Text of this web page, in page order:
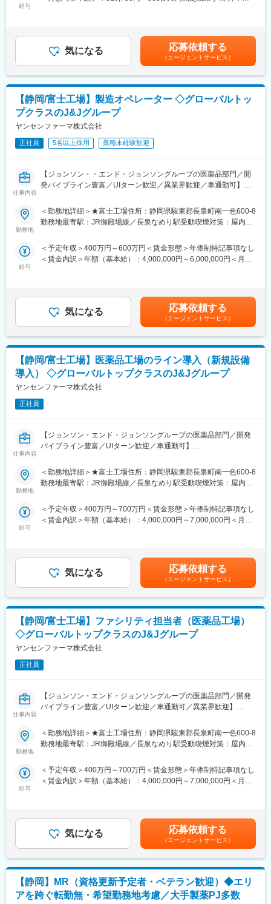
的にヘルスケアのプロフェッショナル人材を育成する研修制度を
【IQVIAサービシーズジャパンについて】
・世界100以上の国と地域／8万人の社員が、医薬品の臨床開発～
プロモーションに携わり、市場を流通するほぼすべての医薬品に
関与しています
・日本においても業界トップシェアを誇り、常時100以上のPJが
稼働しています
変更の範囲：会社の定める業務
■業務内容：
・大学病院などに所属する医師に対して、実際の症例をベースに
した適切な情報提供・適正使用の推進
・医療機関との賃貸借契約の契約締結と与信管理
・医療機器に対して使用成績調査等のPMS業務
・治療開始時における機器の手配、医療機関や社内各部署との調
整
＜営業スタイル＞
主に大学病院や基幹病院の医師や医療従事者に対して、実際の症
を行います。
※宿泊を伴う国内出張あり。日本全国の大学病院・基幹病院および
■担当製品：
を、体に発生させた特殊な電場で阻害する在宅用の医療機器で
す。セラミック製の電極パッド（アレイ）を身体に貼り、持ち運
同製品による治療は投薬治療や放射線治療と異なり、全身性の副
作用が少ないことが特徴で、5年生存率10%と言われる膠芽腫に対
して一定の有用性が実証されています。
※2017年に保険収載が開始され、現在は膠芽腫（脳腫瘍）／切除
不能な進行・再発の非小細胞肺癌（NSCLC）に対して適応があり
ます。
■入社後の流れ：
東京での2～3週間（予定）の研修を終えた後、現場でのOJT研修
給与
賞与実績:前年度実績（年間給与の15％）賃金はあくまでも目安の
金額であり、選考を通じて上下する可能性があります。月給(月額)
は固定手当を含めた表記です。
気になる 応募依頼する
（エージェントサービス）
【静岡/富士工場】製造オペレーター ◇グローバルトッ
プクラスのJ&Jグループ
ヤンセンファーマ株式会社
正社員 5名以上採用 業種未経験歓迎
仕事内容
【ジョンソン・・エンド・ジョンソングループの医薬品部門／開
発パイプライン豊富／UIターン歓迎／異業界歓迎／車通勤可】
製造オペレーターとして以下の業務をお任せします。
大きく既存製品と新製品に組織が分かれており、適性を見て配属
・正しい手順で時間通りに検査、製造の作業のオペレーション業
務をリードし、正しい品質の製品を継続的に製造する。
・シフト体制の中で、医薬品の検査・包装・オペレーション作業
の各ラインでの製造スケジュール管理を行う。
・オペレーションにおける作業効率、安全面、品質管理におい
て、継続的な改善や業務効率をあげる努力をチームの一員として
積極的に行う。
・工場内の改善カルチャー醸成を積極的に導く。
・GMP遵守のため、各種決められたトレーニングを期日までに完
・作業逸脱、品質問題が起こった場合にはQIの起票からクローズ
■組織／働き方：
約80名程のメンバーが3つのユニットに分かれております。
□新製品：10:00~12:00-19:00~21:00の間
・シフトは1週間ローテーションになり、前月に翌月のシフトがき
■働く環境
・工場内には社員食堂があります。
■ジョンソン・エンド・ジョンソングループの魅力：
・2019年「働きがいのある会社」ランキング（Great Place to
Work）において、ジョンソンエンドジョンソン 日本法人グループ
が10位に選出されました。昨年から2ランクアップで、連続トッ
プ10企業になりました。
・2018年「女性が活躍する会社」ランキング（日経ウーマン）1
位に同社が選出されました。有給の看護休暇、法人契約のベビー
シッター、育児支援制度等充実しており、一人一人がキャリアの
オーナーシップを持って能力を発揮できる環境を整えています。
勤務地
＜勤務地詳細＞★富士工場住所：静岡県駿東郡長泉町南一色600-8
勤務地最寄駅：JR御殿場線／長泉なめり駅受動喫煙対策：屋内全
給与
＜予定年収＞400万円～600万円＜賃金形態＞年俸制特記事項なし
＜賃金内訳＞年額（基本給）：4,000,000円～6,000,000円＜月額
ります。月給(月額)は固定手当を含めた表記です。
気になる 応募依頼する
（エージェントサービス）
【静岡/富士工場】医薬品工場のライン導入（新規設備
導入） ◇グローバルトップクラスのJ&Jグループ
ヤンセンファーマ株式会社
正社員
仕事内容
【ジョンソン・エンド・ジョンソングループの医薬品部門／開発
パイプライン豊富／UIターン歓迎／車通勤可】
インの改良などの様々なプロジェクトに携わっていただきます。
※実際のハンズオンは外部ベンダー等を使用しております。
・生産設備およびコンピューターシステムのエンジニアリング、
設計、導入、改造、設備投資プロジェクトの実行
げ：設計どおりの生産が安定的に行えるようにする
・生産設備の機械の改善実施, 総合効率検討, 自動化, デジタルトラ
ンスフォーメーション
・業者の施行管理
■組織／働き方：
・約5名程の組織
・日勤8:00-17:00
■ジョンソン・エンド・ジョンソングループの魅力：
Work）において、ジョンソンエンドジョンソン 日本法人グループ
が10位に選出されました。昨年から2ランクアップで、連続トッ
位に同社が選出されました。有給の看護休暇、法人契約のベビー
シッター、育児支援制度等充実しており、一人一人がキャリアの
ています。
変更の範囲：会社の定める業務
勤務地
＜勤務地詳細＞★富士工場住所：静岡県駿東郡長泉町南一色600-8
勤務地最寄駅：JR御殿場線／長泉なめり駅受動喫煙対策：屋内全
給与
＜予定年収＞400万円～700万円＜賃金形態＞年俸制特記事項なし
＜賃金内訳＞年額（基本給）：4,000,000円～7,000,000円＜月額
ります。月給(月額)は固定手当を含めた表記です。
気になる 応募依頼する
（エージェントサービス）
【静岡/富士工場】ファシリティ担当者（医薬品工場）
◇グローバルトップクラスのJ&Jグループ
ヤンセンファーマ株式会社
正社員
仕事内容
【ジョンソン・エンド・ジョンソングループの医薬品部門／開発
パイプライン豊富／UIターン歓迎／車通勤可／異業界歓迎】
す。
存のためにファイルや記録を入念に確認する。
・予算作成の目的で、機器、設置、労務、資材、準備その他関連
・事故調査を実施し、その結果を文書化する。
<その他職務>
＜GMP関連業務＞
・ 環境バリデーションの計画および実施 - 逸脱管理および変更管
理を含むGMP関連業務 - 測定器のキャリブレーション
・上記に関して、他部門（特に品質部門および生産部門）との交
渉・調整
勤務地
＜勤務地詳細＞★富士工場住所：静岡県駿東郡長泉町南一色600-8
勤務地最寄駅：JR御殿場線／長泉なめり駅受動喫煙対策：屋内全
給与
＜予定年収＞400万円～700万円＜賃金形態＞年俸制特記事項なし
＜賃金内訳＞年額（基本給）：4,000,000円～7,000,000円＜月額
ります。月給(月額)は固定手当を含めた表記です。
気になる 応募依頼する
（エージェントサービス）
【静岡】MR（資格更新予定者・ベテラン歓迎）◆エリ
アを跨ぐ転勤無・希望勤務地考慮／大手製薬PJ多数